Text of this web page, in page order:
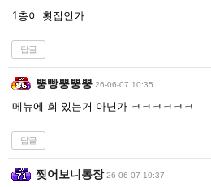
1층이 횟집인가
답글
뿡빵뿡뿡뿡 26-06-07 10:35
메뉴에 회 있는거 아닌가 ㅋㅋㅋㅋㅋㅋ
답글
찢어보니통장 26-06-07 10:37